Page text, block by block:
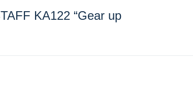
KA122 “Gear up